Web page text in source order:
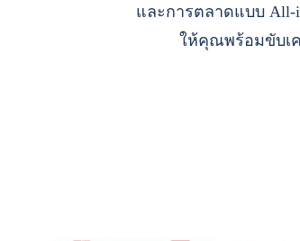
และการตลาดแบบ
ให้คุณพร้อมขับเ